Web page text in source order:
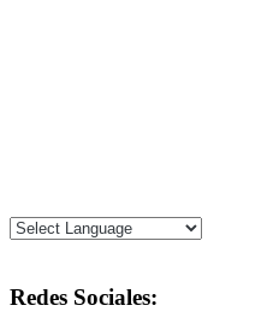
Redes Sociales: